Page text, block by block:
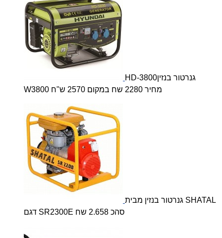
HD-3800גנרטור בנזין
W3800 מחיר 2280 שח במקום 2570 ש"ח
גנרטור בנזין מבית SHATAL
דגם SR2300E סהכ 2.658 שח